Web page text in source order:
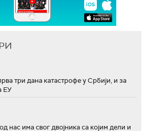
три дана катастрофе у Србији, и за
ЕУ
нас има свог двојника са којим дели и